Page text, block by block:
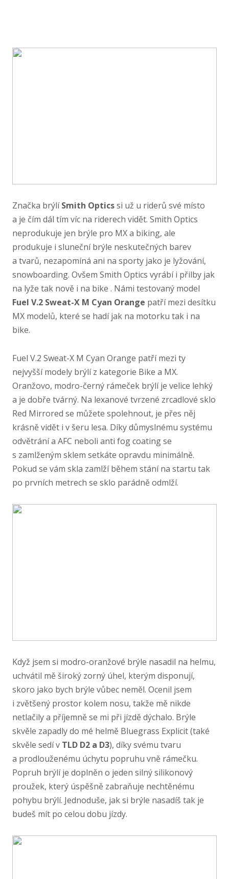
Značka brýlíSmith Opticssi už u riderů své místo
a je čím dál tím víc na riderech vidět. Smith Optics
neprodukuje jen brýle pro MX a biking, ale
produkuje i sluneční brýle neskutečných barev
a tvarů, nezapomíná ani na sporty jako je lyžování,
snowboarding. Ovšem Smith Optics vyrábí i přilby jak
na lyže tak nově i na bike . Námi testovaný model
Fuel V.2 Sweat-​X M Cyan Orange patří mezi desítku
MX modelů, které se hadí jak na motorku tak i na
bike.
Fuel V.2 Sweat-​X M Cyan Orange patří mezi ty
nejvyšší modely brýlí z kategorie Bike a MX.
Oranžovo, modro-​černý rámeček brýlí je velice lehký
a je dobře tvárný. Na lexanové tvrzené zrcadlové sklo
Red Mirrored se můžete spolehnout, je přes něj
krásně vidět i v šeru lesa. Díky důmyslnému systému
odvětrání a AFC neboli anti fog coating se
s zamlženým sklem setkáte opravdu minimálně.
Pokud se vám skla zamlží během stání na startu tak
po prvních metrech se sklo parádně odmlží.
Když jsem si modro-​oranžové brýle nasadil na helmu,
uchvátil mě široký zorný úhel, kterým disponují,
skoro jako bych brýle vůbec neměl. Ocenil jsem
i zvětšený prostor kolem nosu, takže mě nikde
netlačily a příjemně se mi při jízdě dýchalo. Brýle
skvěle zapadly do mé helmě Bluegrass Explicit (také
skvěle sedí v TLD D2 a D3), díky svému tvaru
a prodlouženému úchytu popruhu vně rámečku.
Popruh brýlí je doplněn o jeden silný silikonový
proužek, který úspěšně zabraňuje nechtěnému
pohybu brýlí. Jednoduše, jak si brýle nasadíš tak je
budeš mít po celou dobu jízdy.